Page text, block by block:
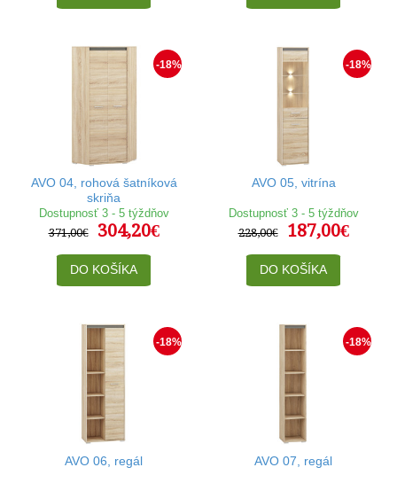
-18%
AVO 04, rohová šatníková
skriňa
Dostupnosť 3 - 5 týždňov
371,00€
304,20€
DO KOŠÍKA
-18%
AVO 05, vitrína
Dostupnosť 3 - 5 týždňov
228,00€
187,00€
DO KOŠÍKA
-18%
AVO 06, regál
-18%
AVO 07, regál